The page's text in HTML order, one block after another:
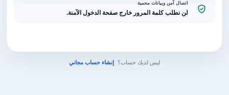
اتصال آمن وبيانات محمية
لن نطلب كلمة المرور خارج صفحة الدخول الآمنة.
ليس لديك حساب؟ إنشاء حساب مجاني